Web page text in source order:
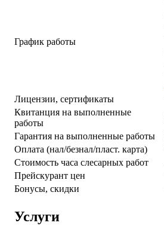
График работы
Лицензии, сертификаты
Квитанция на выполненные
работы
Гарантия на выполненные работы
Оплата (нал/безнал/пласт. карта)
Стоимость часа слесарных работ
Прейскурант цен
Бонусы, скидки
Услуги